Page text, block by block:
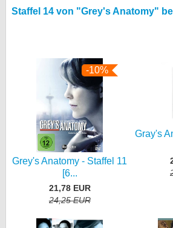
Staffel 14 von "Grey's Anatomy"
-10%
Grey's Anatomy - Staffel 11
[6...
21,78 EUR
24,25 EUR
Gray's